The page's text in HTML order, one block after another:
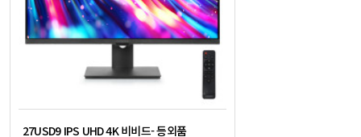
27USD9 IPS UHD 4K 비비드- 등외품